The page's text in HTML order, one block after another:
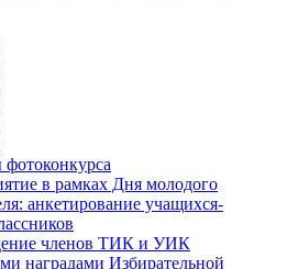
в рамках Дня молодого
анкетирование учащихся-
членов ТИК и УИК
наградами Избирательной